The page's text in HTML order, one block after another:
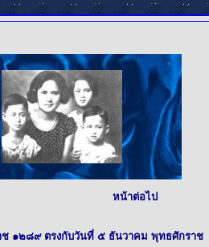
หน้าต่อไป
๑๒๘๙ ตรงกับวันที่ ๕ ธันวาคม พุทธศักราช